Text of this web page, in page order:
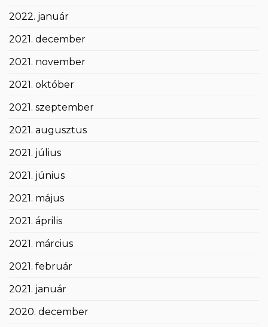
2022. január
2021. december
2021. november
2021. október
2021. szeptember
2021. augusztus
2021. július
2021. június
2021. május
2021. április
2021. március
2021. február
2021. január
2020. december